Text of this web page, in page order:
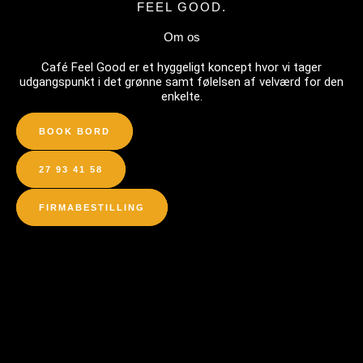
Om
Menu
Catering
Job
Kontakt
Firmabestilling
FEEL GOOD.
Om os
Café Feel Good er et hyggeligt koncept hvor vi tager
udgangspunkt i det grønne samt følelsen af velværd for den
enkelte.
BOOK BORD
27 93 41 58
FIRMABESTILLING